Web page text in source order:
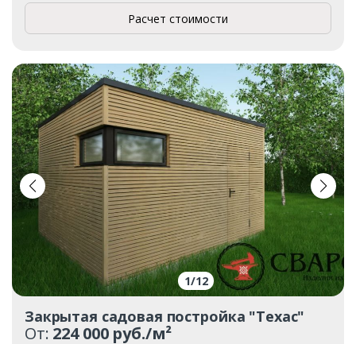
Расчет стоимости
1/12
Закрытая садовая постройка "Техас"
От: 224 000 руб./м²